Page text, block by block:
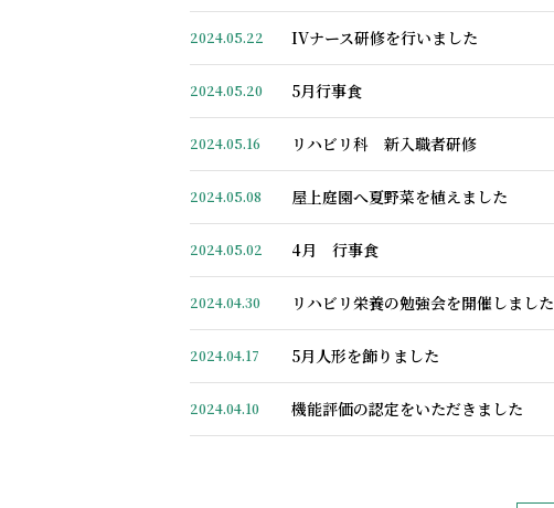
2024.05.22 IVナース研修を行いました
2024.05.20 5月行事食
2024.05.16 リハビリ科 新入職者研修
2024.05.08 屋上庭園へ夏野菜を植えました
2024.05.02 4月 行事食
2024.04.30 リハビリ栄養の勉強会を開催しました
2024.04.17 5月人形を飾りました
2024.04.10 機能評価の認定をいただきました